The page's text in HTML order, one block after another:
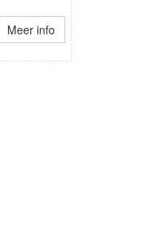
Meer info